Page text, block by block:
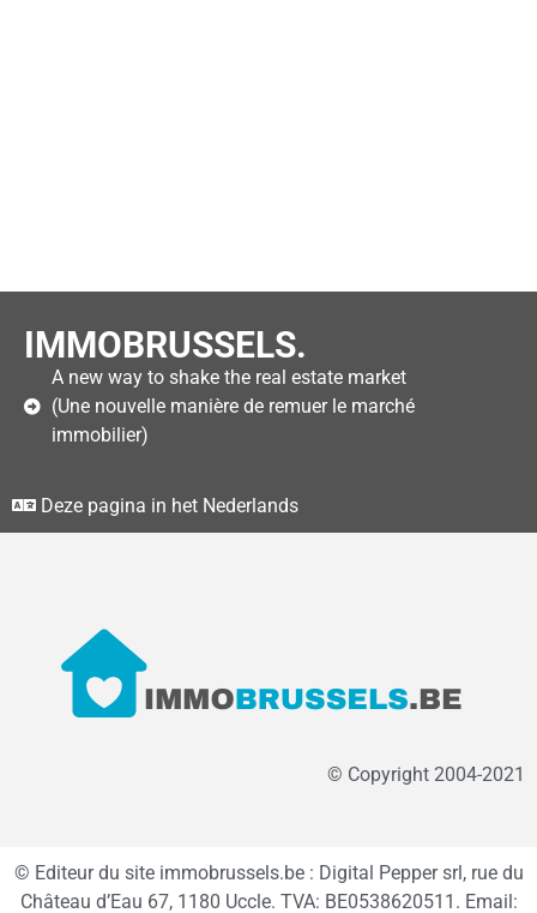
IMMOBRUSSELS.
A new way to shake the real estate market
(Une nouvelle manière de remuer le marché
immobilier)
Deze pagina in het Nederlands
© Copyright 2004-2021
© Editeur du site immobrussels.be : Digital Pepper srl, rue du
Château d’Eau 67, 1180 Uccle. TVA: BE0538620511. Email: